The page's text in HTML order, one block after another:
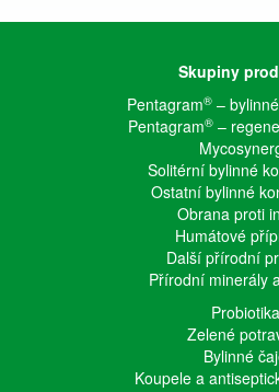
Skupiny
Pentagram®–
Pentagram® –
Solitérní bylinné
Ostatní bylinné
Obrana proti
Humátové
Další přírodní
Přírodní minerály
Probiotika
Zelené
Bylinné
Koupele a